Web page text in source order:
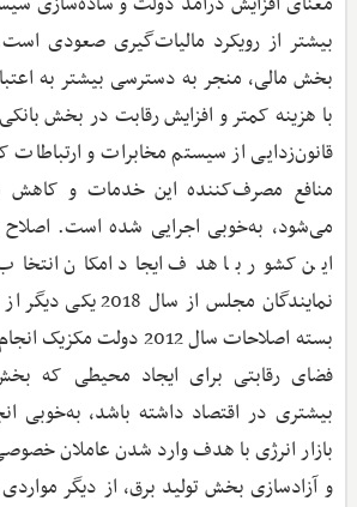
بیشتر از رویکرد مالیات‌گیری صعودی
بخش مالی، منجر به دسترسی بیشتر به
با هزینه کمتر و افزایش رقابت در بخش
قانون‌زدایی از سیستم مخابرات و
منافع مصرف‌کننده این خدمات و کاهش
می‌شود، به‌خوبی اجرایی شده است. اصلاح
این کشور با هدف ایجاد امکان
نمایندگان مجلس از
بسته اصلاحات سال 2012
فضای رقابتی برای ایجاد محیطی که
بیشتری در اقتصاد داشته باشد، به‌خوبی
بازار انرژی با هدف وارد شدن عاملان
و آزادسازی بخش تولید برق، از دیگر